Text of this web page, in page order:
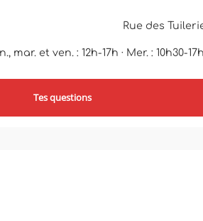
Rue des
mar. et ven. : 12h-17h · Mer. : 10h30-
Tes questions